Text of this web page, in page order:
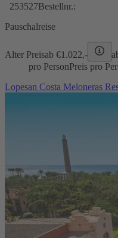
253527Bestellnr.:
Pauschalreise
Alter Preisab €1.022,-
pro PersonPreis pro
Lopesan Costa Meloneras